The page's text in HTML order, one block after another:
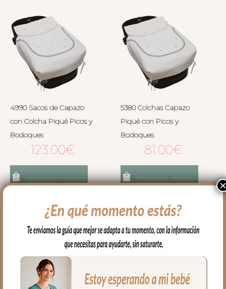
4990 Sacos de Capazo
con Colcha Piqué Picos y
Bodoques
123.00€
Seleccionar opciones
5380 Colchas Capazo
Piqué con Picos y
Bodoques
81.00€
Seleccionar opciones
×